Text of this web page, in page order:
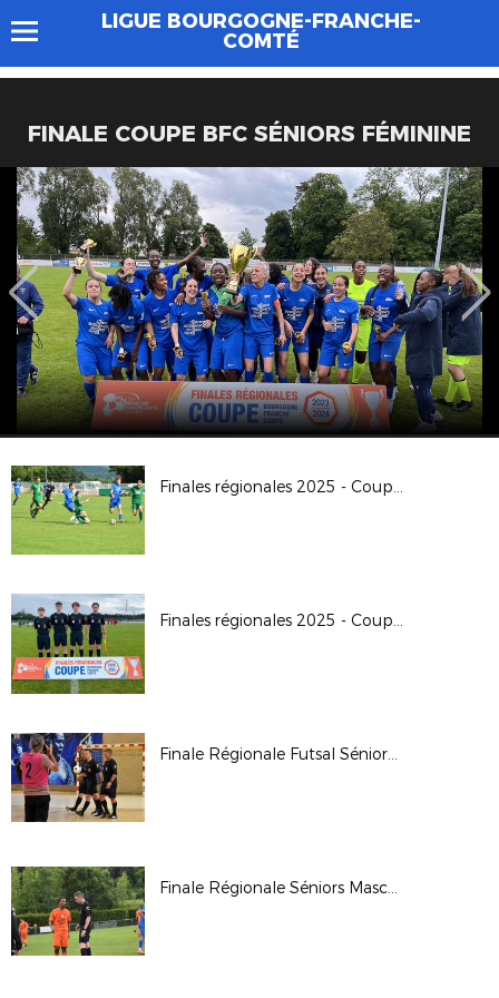
LIGUE BOURGOGNE-FRANCHE-
COMTÉ
FINALE COUPE BFC SÉNIORS FÉMININE
Finales régionales 2025 - Coupe Crédit Agricole U18G
Finales régionales 2025 - Coupe Crédit Agricole U16G
Finale Régionale Futsal Séniors Masculine 2025
Finale Régionale Séniors Masculine 2025